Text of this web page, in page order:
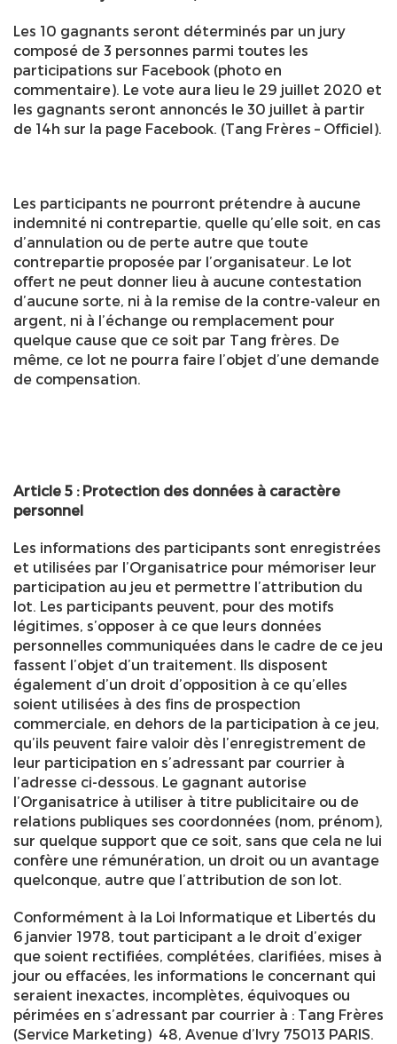
Les 10 gagnants seront déterminés par un jury
composé de 3 personnes parmi toutes les
participations sur Facebook (photo en
commentaire). Le vote aura lieu le 29 juillet 2020 et
les gagnants seront annoncés le 30 juillet à partir
de 14h sur la page Facebook. (Tang Frères – Officiel).
Les participants ne pourront prétendre à aucune
indemnité ni contrepartie, quelle qu’elle soit, en cas
d’annulation ou de perte autre que toute
contrepartie proposée par l’organisateur. Le lot
offert ne peut donner lieu à aucune contestation
d’aucune sorte, ni à la remise de la contre-valeur en
argent, ni à l’échange ou remplacement pour
quelque cause que ce soit par Tang frères. De
même, ce lot ne pourra faire l’objet d’une demande
de compensation.
Article 5 : Protection des données à caractère
personnel
Les informations des participants sont enregistrées
et utilisées par l’Organisatrice pour mémoriser leur
participation au jeu et permettre l’attribution du
lot. Les participants peuvent, pour des motifs
légitimes, s’opposer à ce que leurs données
personnelles communiquées dans le cadre de ce jeu
fassent l’objet d’un traitement. Ils disposent
également d’un droit d’opposition à ce qu’elles
soient utilisées à des fins de prospection
commerciale, en dehors de la participation à ce jeu,
qu’ils peuvent faire valoir dès l’enregistrement de
leur participation en s’adressant par courrier à
l’adresse ci-dessous. Le gagnant autorise
l’Organisatrice à utiliser à titre publicitaire ou de
relations publiques ses coordonnées (nom, prénom),
sur quelque support que ce soit, sans que cela ne lui
confère une rémunération, un droit ou un avantage
quelconque, autre que l’attribution de son lot.
Conformément à la Loi Informatique et Libertés du
6 janvier 1978, tout participant a le droit d’exiger
que soient rectifiées, complétées, clarifiées, mises à
jour ou effacées, les informations le concernant qui
seraient inexactes, incomplètes, équivoques ou
périmées en s’adressant par courrier à : Tang Frères
(Service Marketing) 48, Avenue d’Ivry 75013 PARIS.